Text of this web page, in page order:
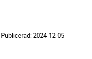
Publicerad:2024-12-05